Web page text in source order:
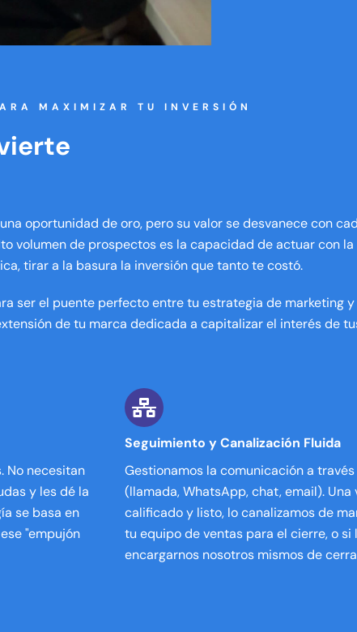
MAXIMIZAR TU INVERSIÓN
oportunidad de oro, pero su valor se desvanece con
volumen de prospectos es la capacidad de actuar con
tirar a la basura la inversión que tanto te costó.
ser el puente perfecto entre tu estrategia de marketing
de tu marca dedicada a capitalizar el interés de
No necesitan
y les dé la
se basa en
"empujón
Seguimiento y Canalización Fluida
Gestionamos la comunicación a
(llamada, WhatsApp, chat, email).
calificado y listo, lo canalizamos de
tu equipo de ventas para el cierre, o
encargarnos nosotros mismos de